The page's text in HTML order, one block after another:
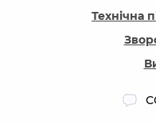
Технічна